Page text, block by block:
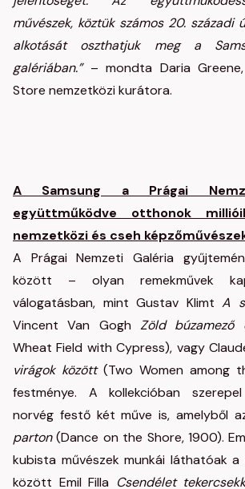
művészek, köztük számos 20. századi
alkotását oszthatjuk meg a
galériában.”– mondta Daria
Store nemzetközi kurátora.
A Samsung a Prágai
együttműködve otthonok
nemzetközi és cseh
A Prágai Nemzeti Galéria
között – olyan remekművek
válogatásban, mint Gustav KlimtA
Vincent Van Gogh Zöld búzamező
Wheat Field with Cypress), vagy
virágok között(Two Women among
festménye. A kollekcióban
norvég festő két műve is, amelyből
parton(Dance on the Shore, 1900).
kubista művészek munkái láthatóak
között Emil Filla Csendélet